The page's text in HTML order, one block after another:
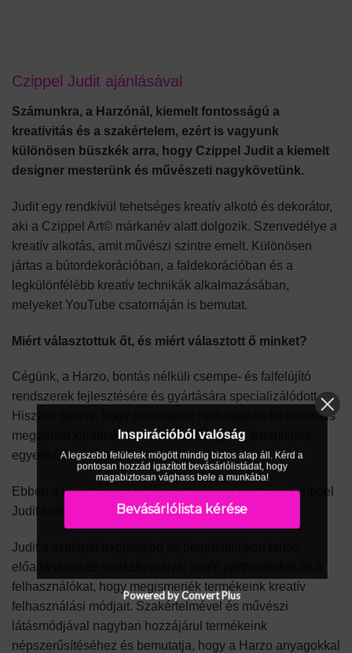
Czippel Judit ajánlásával
Számunkra, a Harzónál, kiemelt fontosságú a
kreativitás és a szakértelem, ezért is vagyunk
különösen büszkék arra, hogy Czippel Judit a kiemelt
designer mesterünk és művészeti nagykövetünk.
Judit egy rendkívül tehetséges kreatív alkotó és dekorátor,
aki a Czippel Art© márkanév alatt dolgozik. Szenvedélye a
kreatív alkotás, amit művészi szintre emelt. Különösen
jártas a bútordekorációban, a faldekorációban és a
legkülönfélébb kreatív technikák alkalmazásában,
melyeket YouTube csatornáján is bemutat.
Miért választottuk őt, és miért választott ő minket?
Cégünk, a Harzo, bontás nélküli csempe- és falfelújító
rendszerek fejlesztésére és gyártására specializálódott.
Hiszünk benne, hogy termékeink nem csupán funkcionális
megoldást kínálnak, hanem lehetőséget is teremtenek
egyedi és esztétikus felületek létrehozására.
Ebben a küldetésben találtunk tökéletes partnerre Czippel
Judit személyében.
Judit a szakmai napjainkon és bemutatóinkon tartott
előadásaival és workshopjaival segíti partnereinket és a
felhasználókat, hogy megismerjék termékeink kreatív
felhasználási módjait. Szakértelmével és művészi
látásmódjával nagyban hozzájárul termékeink
népszerűsítéséhez és bemutatja, hogy a Harzo anyagokkal
Inspirációból valóság
A legszebb felületek mögött mindig biztos alap áll. Kérd a
pontosan hozzád igazított bevásárlólistádat, hogy
magabiztosan vághass bele a munkába!
Bevásárlólista kérése
Powered by Convert Plus